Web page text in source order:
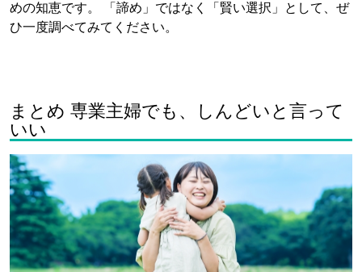
めの知恵です。 「諦め」ではなく「賢い選択」として、ぜ
ひ一度調べてみてください。
まとめ 専業主婦でも、しんどいと言って
いい